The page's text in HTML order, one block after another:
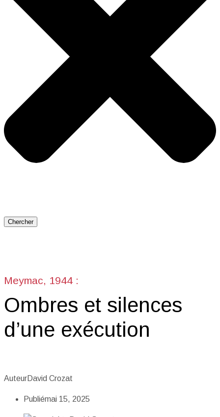
Chercher
Meymac, 1944 :
Ombres et silences
d’une exécution
AuteurDavid Crozat
Publiémai 15, 2025